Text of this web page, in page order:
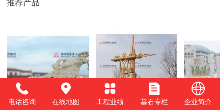
推荐产品
广东深圳坪山文化
广场-奔向未来
云南昆明古滇项目
福建省
集团
电话咨询 在线地图 工程业绩 墓石专栏 企业简介